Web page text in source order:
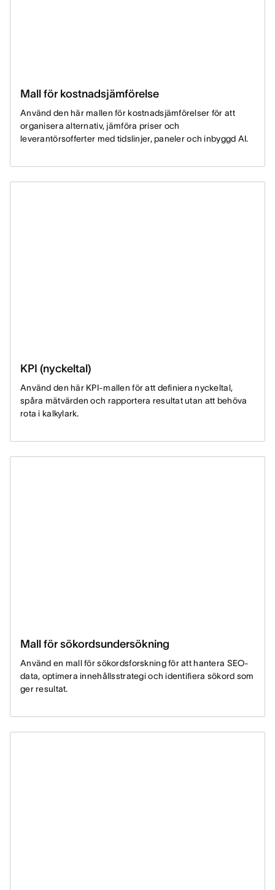
Mall för kostnadsjämförelse
Använd den här mallen för kostnadsjämförelser för att
organisera alternativ, jämföra priser och
leverantörsofferter med tidslinjer, paneler och inbyggd AI.
KPI (nyckeltal)
Använd den här KPI-mallen för att definiera nyckeltal,
spåra mätvärden och rapportera resultat utan att behöva
rota i kalkylark.
Mall för sökordsundersökning
Använd en mall för sökordsforskning för att hantera SEO-
data, optimera innehållsstrategi och identifiera sökord som
ger resultat.